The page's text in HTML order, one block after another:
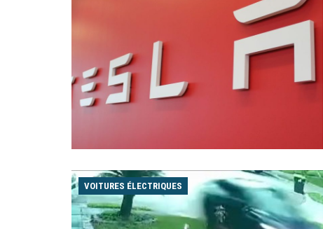
VOITURES ÉLECTRIQUES